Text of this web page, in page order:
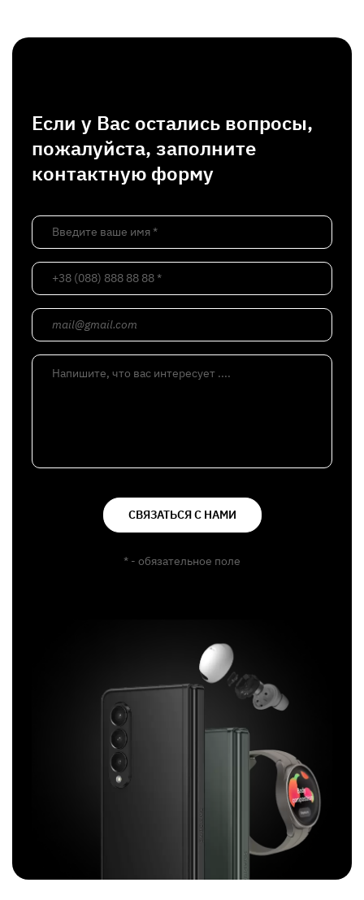
Если у Вас остались вопросы,
пожалуйста, заполните
контактную форму
Введите ваше имя *
+38 (088) 888 88 88 *
mail@gmail.com
Напишите, что вас интересует ....
СВЯЗАТЬСЯ С НАМИ
* - обязательное поле